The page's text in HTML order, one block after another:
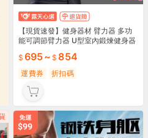
【現貨速發】健身器材 臂力器 多功
能可調節臂力器 U型室內鍛煉健身器
695~ 854
運費券 折扣碼